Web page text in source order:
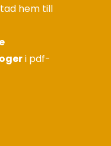
hem till
i pdf-